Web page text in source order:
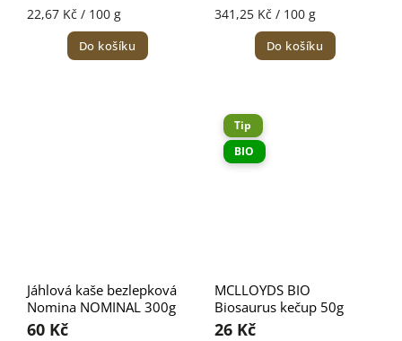
22,67 Kč / 100 g
Do košíku
341,25 Kč / 100 g
Do košíku
Jáhlová kaše bezlepková
Nomina NOMINAL 300g
60 Kč
Tip
BIO
MCLLOYDS BIO
Biosaurus kečup 50g
26 Kč